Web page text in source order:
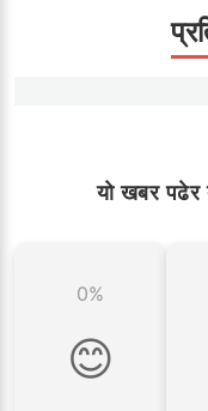
यो खबर पढेर
0%
😊